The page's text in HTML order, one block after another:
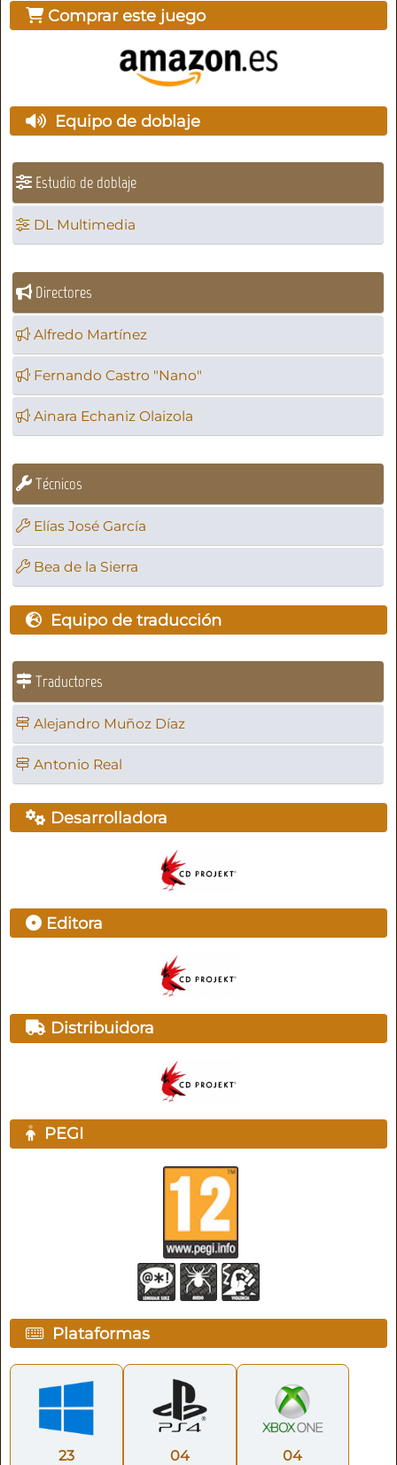
Comprar este juego
Equipo de doblaje
Estudio de doblaje
DL Multimedia
Directores
Alfredo Martínez
Fernando Castro "Nano"
Ainara Echaniz Olaizola
Técnicos
Elías José García
Bea de la Sierra
Equipo de traducción
Traductores
Alejandro Muñoz Díaz
Antonio Real
Desarrolladora
Editora
Distribuidora
PEGI
Plataformas
23 04 04